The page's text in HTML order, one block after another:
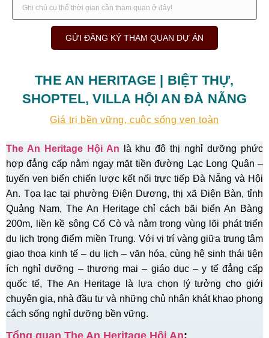
GỬI ĐĂNG KÝ THAM QUAN DỰ ÁN
THE AN HERITAGE | BIỆT THỰ,
SHOPTEL, VILLA HỘI AN ĐÀ NẴNG
Giá trị bền vững, cuộc sống vẹn toàn
The An Heritage Hội An là khu đô thị nghỉ dưỡng phức
hợp đẳng cấp nằm ngay mặt tiền đường Lạc Long Quân –
tuyến ven biển chiến lược kết nối trực tiếp Đà Nẵng và Hội
An. Tọa lạc tại phường Điện Dương, thị xã Điện Bàn, tỉnh
Quảng Nam, The An Heritage chỉ cách bãi biển An Bàng
200m, liền kề sông Cổ Cò và nằm trong vùng lõi phát triển
du lịch trọng điểm miền Trung. Với vị trí vàng giữa trung tâm
giao thoa kinh tế – du lịch – văn hóa, cùng hệ sinh thái tiện
ích nghỉ dưỡng – thương mại – giáo dục – y tế đẳng cấp
quốc tế, The An Heritage là lựa chọn lý tưởng cho giới
chuyên gia, nhà đầu tư và những chủ nhân khát khao phong
cách sống nghỉ dưỡng bền vững.
Tổng quan The An Heritage Hội An: